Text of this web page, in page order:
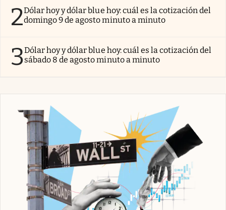
2Dólar hoy y dólar blue hoy: cuál es la cotización del
domingo 9 de agosto minuto a minuto
3Dólar hoy y dólar blue hoy: cuál es la cotización del
sábado 8 de agosto minuto a minuto